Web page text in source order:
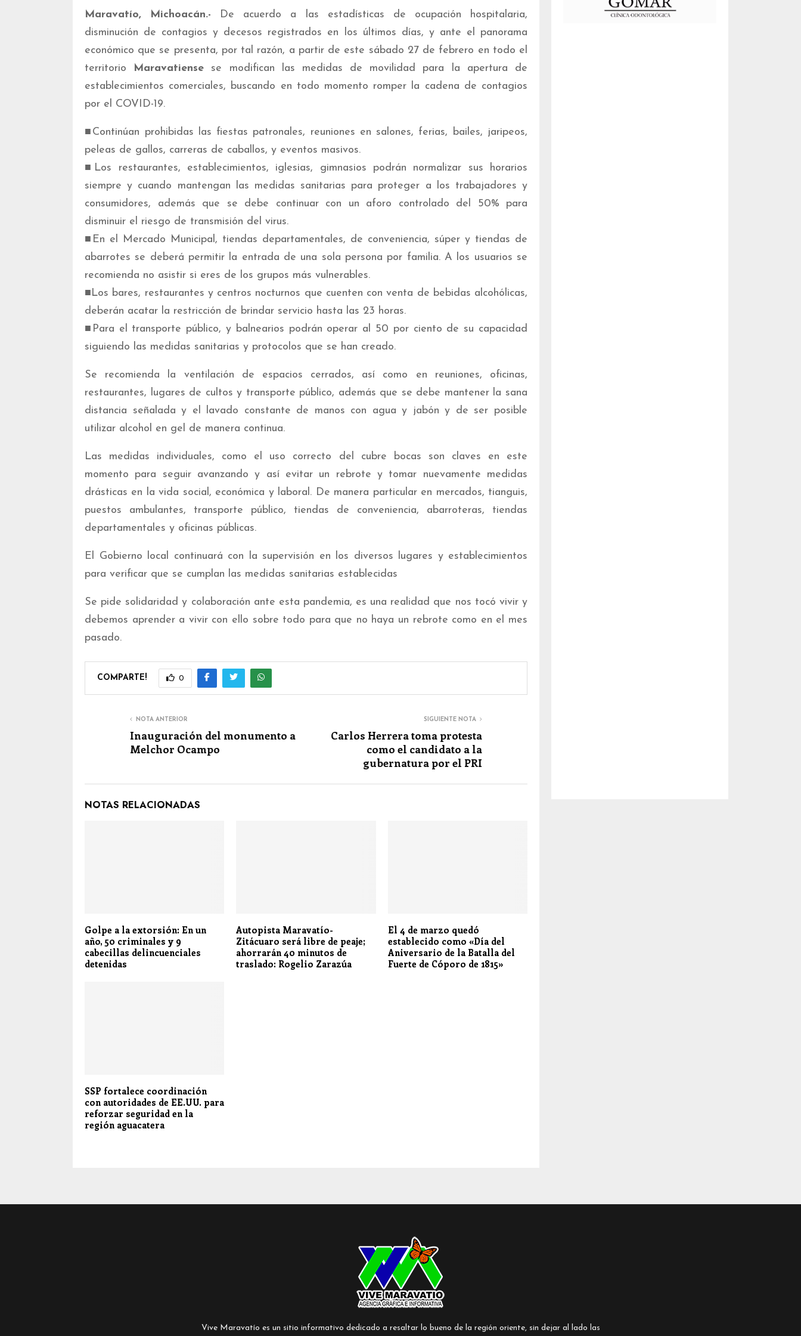
Maravatío, Michoacán.- De acuerdo a las estadísticas de ocupación hospitalaria,
disminución de contagios y decesos registrados en los últimos días, y ante el panorama
económico que se presenta, por tal razón, a partir de este sábado 27 de febrero en todo el
territorio Maravatiense se modifican las medidas de movilidad para la apertura de
establecimientos comerciales, buscando en todo momento romper la cadena de contagios
por el COVID-19.
■Continúan prohibidas las fiestas patronales, reuniones en salones, ferias, bailes, jaripeos,
peleas de gallos, carreras de caballos, y eventos masivos.
■Los restaurantes, establecimientos, iglesias, gimnasios podrán normalizar sus horarios
siempre y cuando mantengan las medidas sanitarias para proteger a los trabajadores y
consumidores, además que se debe continuar con un aforo controlado del 50% para
disminuir el riesgo de transmisión del virus.
■En el Mercado Municipal, tiendas departamentales, de conveniencia, súper y tiendas de
abarrotes se deberá permitir la entrada de una sola persona por familia. A los usuarios se
recomienda no asistir si eres de los grupos más vulnerables.
■Los bares, restaurantes y centros nocturnos que cuenten con venta de bebidas alcohólicas,
deberán acatar la restricción de brindar servicio hasta las 23 horas.
■Para el transporte público, y balnearios podrán operar al 50 por ciento de su capacidad
siguiendo las medidas sanitarias y protocolos que se han creado.
Se recomienda la ventilación de espacios cerrados, así como en reuniones, oficinas,
restaurantes, lugares de cultos y transporte público, además que se debe mantener la sana
distancia señalada y el lavado constante de manos con agua y jabón y de ser posible
utilizar alcohol en gel de manera continua.
Las medidas individuales, como el uso correcto del cubre bocas son claves en este
momento para seguir avanzando y así evitar un rebrote y tomar nuevamente medidas
drásticas en la vida social, económica y laboral. De manera particular en mercados, tianguis,
puestos ambulantes, transporte público, tiendas de conveniencia, abarroteras, tiendas
departamentales y oficinas públicas.
El Gobierno local continuará con la supervisión en los diversos lugares y establecimientos
para verificar que se cumplan las medidas sanitarias establecidas
Se pide solidaridad y colaboración ante esta pandemia, es una realidad que nos tocó vivir y
debemos aprender a vivir con ello sobre todo para que no haya un rebrote como en el mes
pasado.
COMPARTE! 0
NOTA ANTERIOR
Inauguración del monumento a
Melchor Ocampo
SIGUIENTE NOTA
Carlos Herrera toma protesta
como el candidato a la
gubernatura por el PRI
NOTAS RELACIONADAS
Golpe a la extorsión: En un
año, 50 criminales y 9
cabecillas delincuenciales
detenidas
Autopista Maravatío-
Zitácuaro será libre de peaje;
ahorrarán 40 minutos de
traslado: Rogelio Zarazúa
El 4 de marzo quedó
establecido como «Día del
Aniversario de la Batalla del
Fuerte de Cóporo de 1815»
SSP fortalece coordinación
con autoridades de EE.UU. para
reforzar seguridad en la
región aguacatera
Vive Maravatío es un sitio informativo dedicado a resaltar lo bueno de la región oriente, sin dejar al lado las